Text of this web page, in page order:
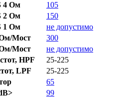
4 Ом
105
2 Ом
150
1 Ом
не допустимо
Мост
300
Мост
не допустимо
HPF
25-225
LPF
25-225
65
99